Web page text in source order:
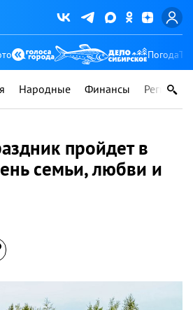
Погода
Народные Финансы Регионы
пройдет в
семьи, любви и